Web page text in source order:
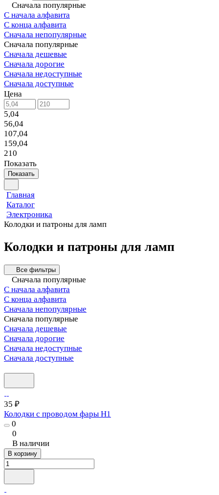
Сначала популярные
С начала алфавита
С конца алфавита
Сначала непопулярные
Сначала популярные
Сначала дешевые
Сначала дорогие
Сначала недоступные
Сначала доступные
Цена
5,04
56,04
107,04
159,04
210
Показать
Показать
Главная
Каталог
Электроника
Колодки и патроны для ламп
Колодки и патроны для ламп
Все фильтры
Сначала популярные
С начала алфавита
С конца алфавита
Сначала непопулярные
Сначала популярные
Сначала дешевые
Сначала дорогие
Сначала недоступные
Сначала доступные
35 ₽
Колодки с проводом фары Н1
0
0
В наличии
В корзину